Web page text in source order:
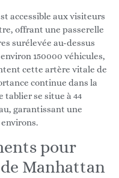
accessible aux visiteurs
offrant une passerelle
surélevée au-dessus
150000 véhicules,
cette artère vitale de
continue dans la
tablier se situe à 44
garantissant une
pour
Manhattan